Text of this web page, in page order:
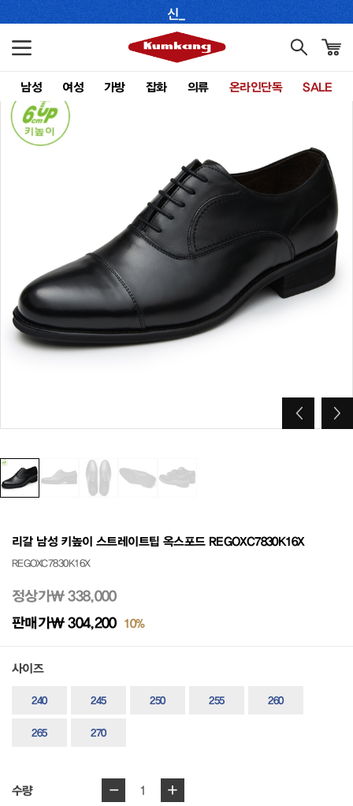
남성 여성 가방 잡화 의류 온라인단독 SALE
리갈 남성 키높이 스트레이트팁 옥스포드 REGOXC7830K16X
REGOXC7830K16X
정상가₩ 338,000
판매가₩ 304,200 10%
사이즈
240 245 250 255 260
265 270
수량 - 1 +